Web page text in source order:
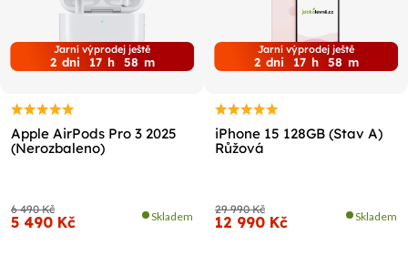
Jarní výprodej ještě
2 dni 17 h 58 m
Apple AirPods Pro 3 2025
(Nerozbaleno)
6 490 Kč
5 490 Kč Skladem
Jarní výprodej ještě
2 dni 17 h 58 m
iPhone 15 128GB (Stav A)
Růžová
29 990 Kč
12 990 Kč Skladem